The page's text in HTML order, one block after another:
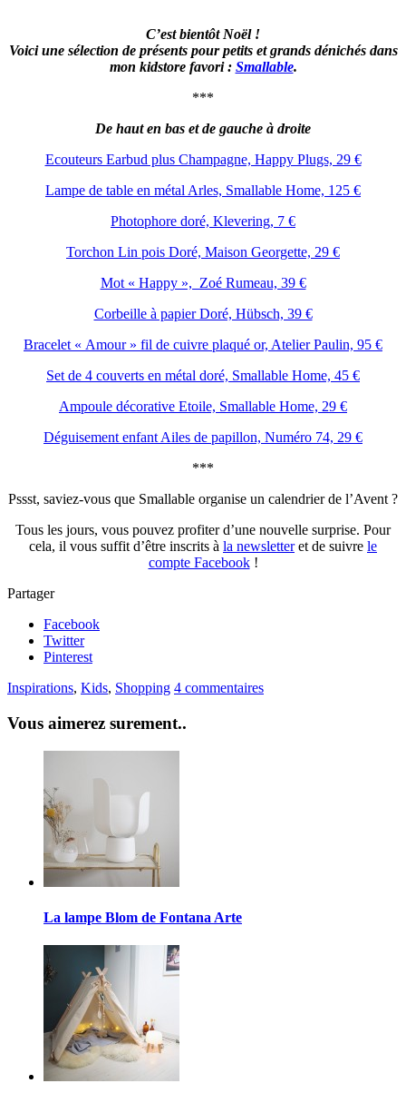
C’est bientôt Noël !
Voici une sélection de présents pour petits et grands dénichés dans
mon kidstore favori : Smallable.
***
De haut en bas et de gauche à droite
Ecouteurs Earbud plus Champagne, Happy Plugs, 29 €
Lampe de table en métal Arles, Smallable Home, 125 €
Photophore doré, Klevering, 7 €
Torchon Lin pois Doré, Maison Georgette, 29 €
Mot « Happy », Zoé Rumeau, 39 €
Corbeille à papier Doré, Hübsch, 39 €
Bracelet « Amour » fil de cuivre plaqué or, Atelier Paulin, 95 €
Set de 4 couverts en métal doré, Smallable Home, 45 €
Ampoule décorative Etoile, Smallable Home, 29 €
Déguisement enfant Ailes de papillon, Numéro 74, 29 €
***
Pssst, saviez-vous que Smallable organise un calendrier de l’Avent ?
Tous les jours, vous pouvez profiter d’une nouvelle surprise. Pour
cela, il vous suffit d’être inscrits à la newsletteret de suivre le
compte Facebook!
Partager
Facebook
Twitter
Pinterest
Inspirations, Kids, Shopping 4 commentaires
Vous aimerez surement..
La lampe Blom de Fontana Arte